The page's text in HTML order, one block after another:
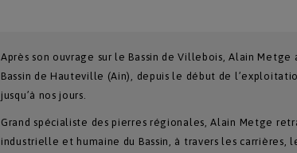
Après son ouvrage sur le Bassin de Villebois, Alain Metge
Bassin de Hauteville (Ain), depuis le début de
jusqu’à nos jours.
Grand spécialiste des pierres régionales, Alain Metge
industrielle et humaine du Bassin, à travers les carrières,